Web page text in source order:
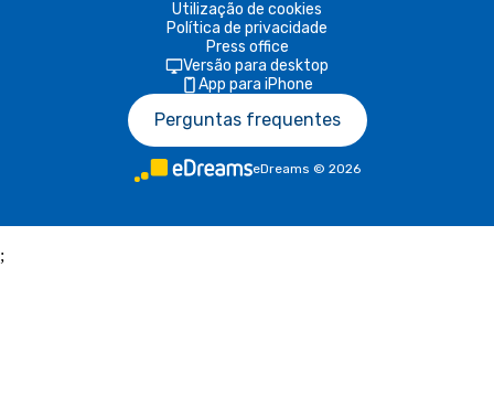
Utilização de cookies
Política de privacidade
Press office
Versão para desktop
App para iPhone
Perguntas frequentes
eDreams © 2026
;